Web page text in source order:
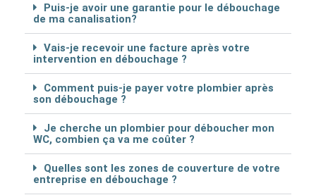
Puis-je avoir une garantie pour le débouchage
de ma canalisation?
Vais-je recevoir une facture après votre
intervention en débouchage ?
Comment puis-je payer votre plombier après
son débouchage ?
Je cherche un plombier pour déboucher mon
WC, combien ça va me coûter ?
Quelles sont les zones de couverture de votre
entreprise en débouchage ?